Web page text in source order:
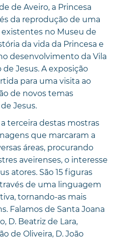
de Aveiro, a Princesa
da reprodução de uma
no Museu de
da vida da Princesa e
desenvolvimento da Vila
Jesus. A exposição
para uma visita ao
de novos temas
Jesus.
terceira destas mostras
que marcaram a
áreas, procurando
aveirenses, o interesse
atores. São 15 figuras
de uma linguagem
tornando-as mais
Falamos de Santa Joana
D. Beatriz de Lara,
de Oliveira, D. João